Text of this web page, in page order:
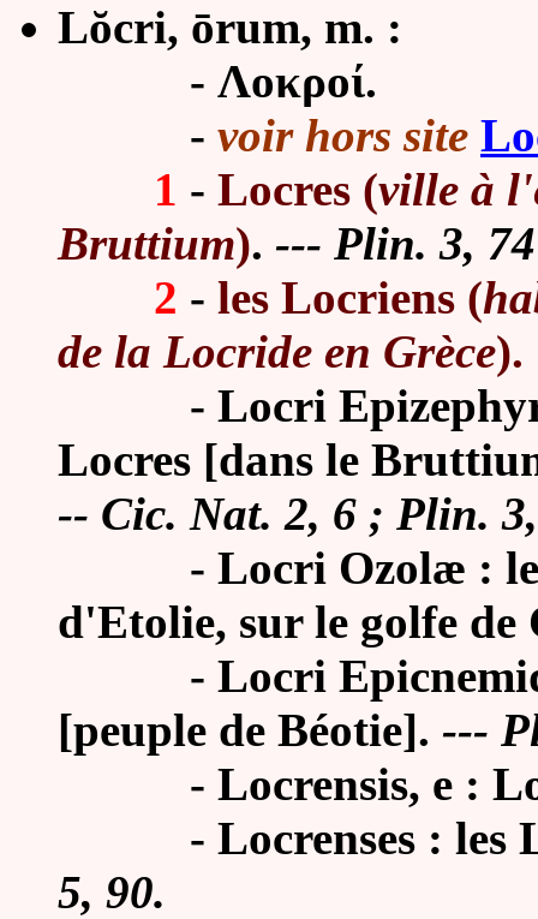
Lŏcri, ōrum, m. :
- Λοκροί.
- voir hors site
1 - Locres (ville à
Bruttium). --- Plin. 3,
2 - les Locriens (
de la Locride en Grèce).
- Locri
Locres [dans le
-- Cic. Nat. 2, 6 ; Plin.
- Locri Ozolæ :
d'Etolie, sur le golfe
- Locri
[peuple de Béotie]. ---
- Locrensis, e :
- Locrenses :
5, 90.